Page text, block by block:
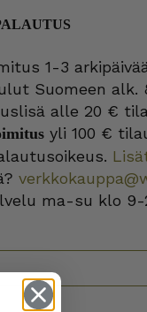
1-3
Suomeen
alle 20 €
yli 100 €
ma-su klo 9-